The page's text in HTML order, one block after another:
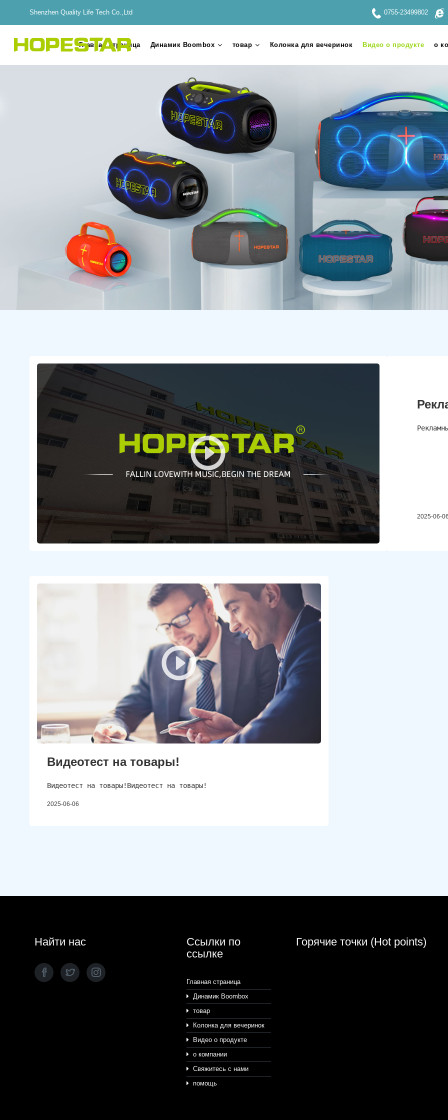
Shenzhen Quality Life Tech Co.,Ltd 0755-23499802
Главная страница Динамик Boombox товар Колонка для вечеринок Видео о продукте о
2025-06-
Видеотест на товары!
Видеотест на товары!Видеотест на товары!
2025-06-06
Найти нас
Ссылки по
ссылке
Главная страница
Динамик Boombox
товар
Колонка для вечеринок
Видео о продукте
о компании
Свяжитесь с нами
помощь
Горячие точки (Hot points)